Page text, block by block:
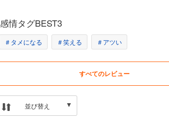
感情タグBEST3
＃タメになる ＃笑える ＃アツい
すべてのレビュー
並び替え